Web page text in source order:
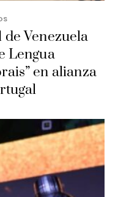
Venezuela
Lengua
en alianza